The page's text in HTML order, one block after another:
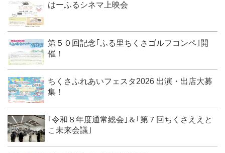
はーふるシネマ上映会
第５０回記念｢ふる里ちくさゴルフコンペ｣開
催！
ちくさふれあいフェスタ2026 出演・出店大募
集！
｢令和８年度通常総会｣＆｢第７回ちくさええと
こ未来会議｣